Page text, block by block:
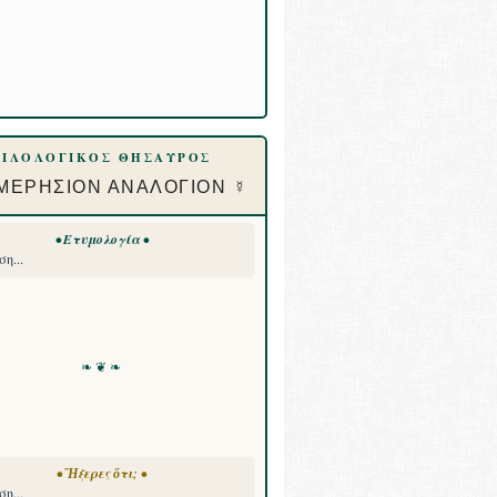
ΘΗΣΑΥΡΟΣ
ΑΝΑΛΟΓΙΟΝ ☿
• Ετυμολογία •
❧ ❦ ❧
• Ἤξερες ὅτι; •